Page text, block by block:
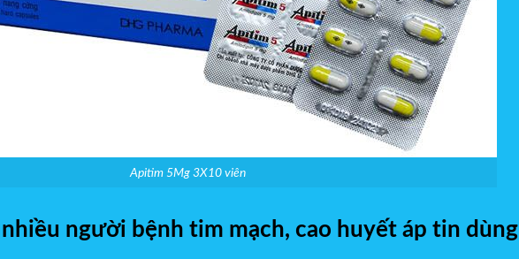
Apitim 5Mg 3X10 viên
người bệnh tim mạch, cao huyết áp tin dùng